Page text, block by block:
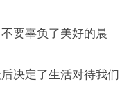
要辜负了美好的晨
决定了生活对待我们